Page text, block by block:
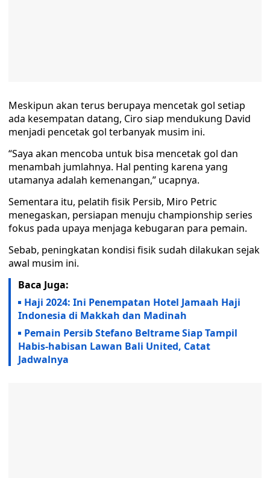
Meskipun akan terus berupaya mencetak gol setiap
ada kesempatan datang, Ciro siap mendukung David
menjadi pencetak gol terbanyak musim ini.
“Saya akan mencoba untuk bisa mencetak gol dan
menambah jumlahnya. Hal penting karena yang
utamanya adalah kemenangan,” ucapnya.
Sementara itu, pelatih fisik Persib, Miro Petric
menegaskan, persiapan menuju championship series
fokus pada upaya menjaga kebugaran para pemain.
Sebab, peningkatan kondisi fisik sudah dilakukan sejak
awal musim ini.
Baca Juga:
Haji 2024: Ini Penempatan Hotel Jamaah Haji
Indonesia di Makkah dan Madinah
Pemain Persib Stefano Beltrame Siap Tampil
Habis-habisan Lawan Bali United, Catat
Jadwalnya